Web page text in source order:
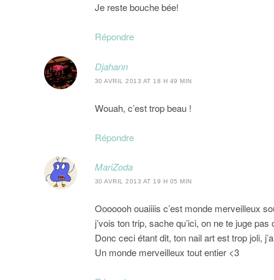
Je reste bouche bée!
Répondre
Djahann
30 AVRIL 2013 AT 18 H 49 MIN
Wouah, c’est trop beau !
Répondre
MariZoda
30 AVRIL 2013 AT 19 H 05 MIN
Ooooooh ouaiiiis c’est monde merveilleux
j’vois ton trip, sache qu’ici, on ne te juge pas
Donc ceci étant dit, ton nail art est trop joli,
Un monde merveilleux tout entier <3